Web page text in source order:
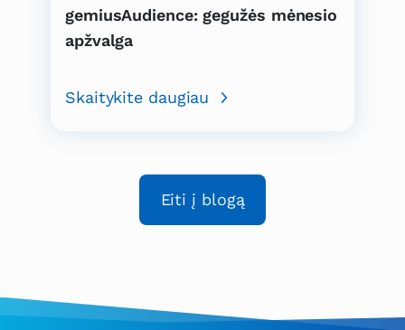
gemiusAudience: gegužės mėnesio
apžvalga
Skaitykite daugiau
Eiti į blogą